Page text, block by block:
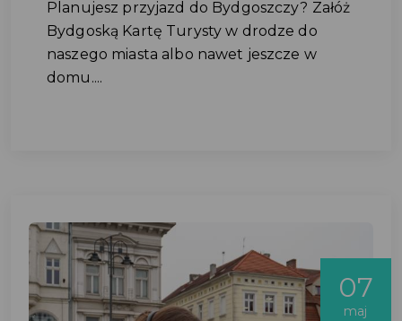
Planujesz przyjazd do Bydgoszczy? Załóż
Bydgoską Kartę Turysty w drodze do
naszego miasta albo nawet jeszcze w
domu....
07
maj